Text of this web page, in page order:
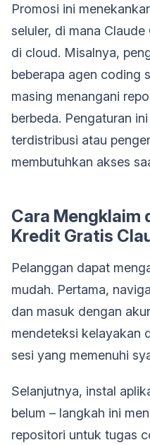
Promosi ini
seluler, di mana
di cloud. Misalnya,
beberapa agen coding
masing menangani
berbeda. Pengaturan
terdistribusi atau
membutuhkan akses
Cara Mengklaim
Kredit Gratis
Pelanggan dapat
mudah. Pertama,
dan masuk dengan
mendeteksi kelayakan
sesi yang memenuhi
Selanjutnya, instal
belum – langkah ini
repositori untuk tugas